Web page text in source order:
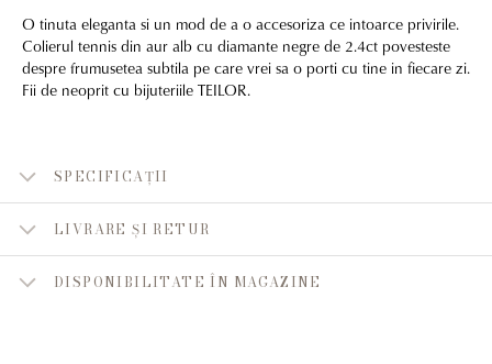
O tinuta eleganta si un mod de a o accesoriza ce intoarce privirile.
Colierul tennis din aur alb cu diamante negre de 2.4ct povesteste
despre frumusetea subtila pe care vrei sa o porti cu tine in fiecare zi.
Fii de neoprit cu bijuteriile TEILOR.
SPECIFICAȚII
LIVRARE ȘI RETUR
DISPONIBILITATE ÎN MAGAZINE